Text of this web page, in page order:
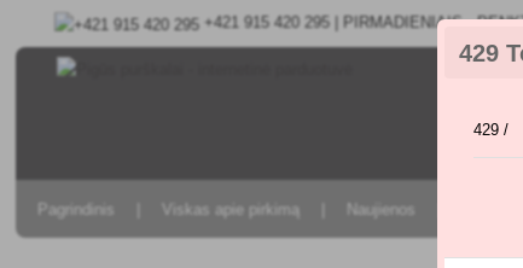
429
429 /
+421 915 420 295 | PIRMADIENIAIS -
Pagrindinis Viskas apie pirkimą Naujienos